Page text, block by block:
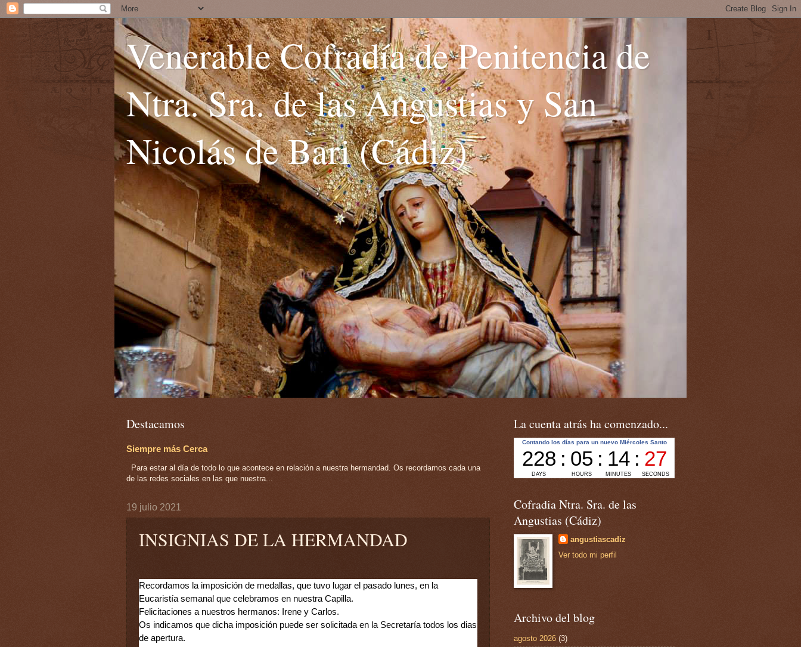
Venerable Cofradía de Penitencia de
Ntra. Sra. de las Angustias y San
Nicolás de Bari (Cádiz)
Destacamos
Siempre más Cerca
Para estar al día de todo lo que acontece en relación a nuestra hermandad. Os recordamos cada una
de las redes sociales en las que nuestra...
19 julio 2021
INSIGNIAS DE LA HERMANDAD
Recordamos la imposición de medallas, que tuvo lugar el pasado lunes, en la
Eucaristía semanal que celebramos en nuestra Capilla.
Felicitaciones a nuestros hermanos: Irene y Carlos.
Os indicamos que dicha imposición puede ser solicitada en la Secretaría todos los dias
de apertura.
La cuenta atrás ha comenzado...
Cofradia Ntra. Sra. de las
Angustias (Cádiz)
angustiascadiz
Ver todo mi perfil
Archivo del blog
agosto 2026 (3)